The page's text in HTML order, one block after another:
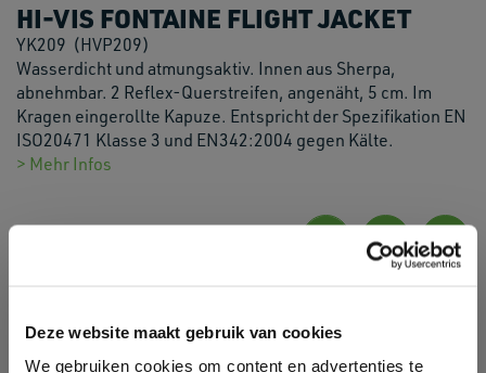
Deze website maakt gebruik van cookies
We gebruiken cookies om content en advertenties te
HI-VIS FONTAINE FLIGHT JACKET
YK209 (HVP209)
Wasserdicht und atmungsaktiv. Innen aus Sherpa,
abnehmbar. 2 Reflex-Querstreifen, angenäht, 5 cm. Im
Kragen eingerollte Kapuze. Entspricht der Spezifikation EN
ISO20471 Klasse 3 und EN342:2004 gegen Kälte.
> Mehr Infos
Thema:
Longsleeve, Regular Fit,